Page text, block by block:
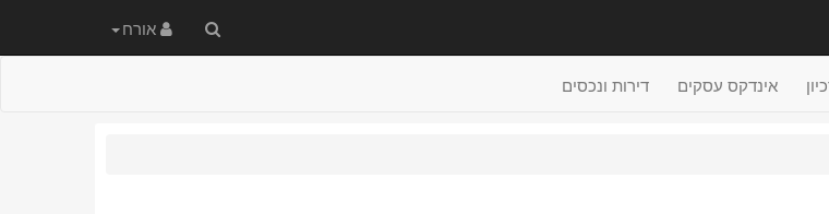
חיפוש
באתר
אורח
אינדקס עסקים דירות ונכסים